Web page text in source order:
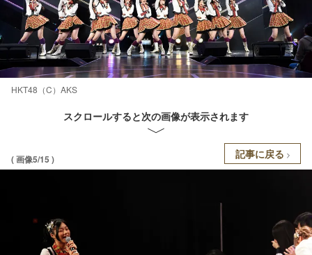
HKT48（C）AKS
スクロールすると次の画像が表示されます
( 画像5/15 ) 記事に戻る